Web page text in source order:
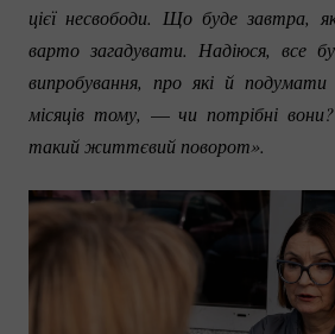
цієї несвободи. Що буде завтра,
варто загадувати. Надіюся, все
випробування, про які й
місяців тому, — чи потрібні
такий життєвий поворот».